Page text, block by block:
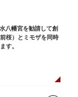
八幡宮を勧請して創
桜）とミモザを同時
す。
豪力士の谷風、小
られ大いに賑わいを
ふけいさい）による